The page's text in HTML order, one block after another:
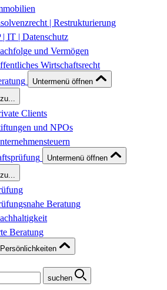
| Restrukturierung
| IT | Datenschutz
und Vermögen
Wirtschaftsrecht
Untermenü öffnen
Clients
und NPOs
Untermenü öffnen
Beratung
Beratung
Persönlichkeiten
suchen